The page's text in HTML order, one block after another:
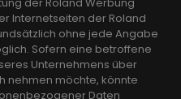
Internetseiten der Roland
ohne jede Angabe
Sofern eine betroffene
Unternehmens über
nehmen möchte, könnte
Daten